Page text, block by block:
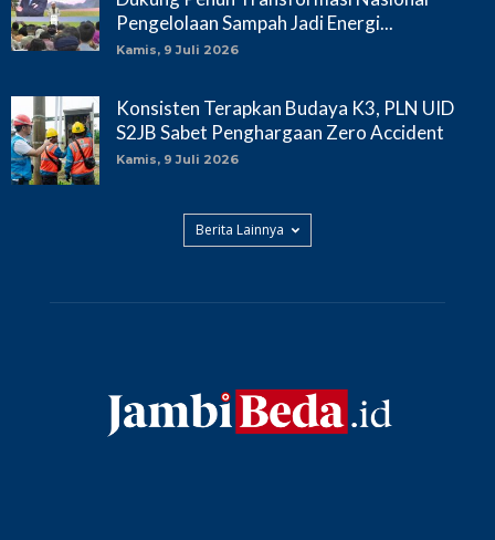
Pengelolaan Sampah Jadi Energi...
Kamis, 9 Juli 2026
Konsisten Terapkan Budaya K3, PLN UID
S2JB Sabet Penghargaan Zero Accident
Kamis, 9 Juli 2026
Berita Lainnya